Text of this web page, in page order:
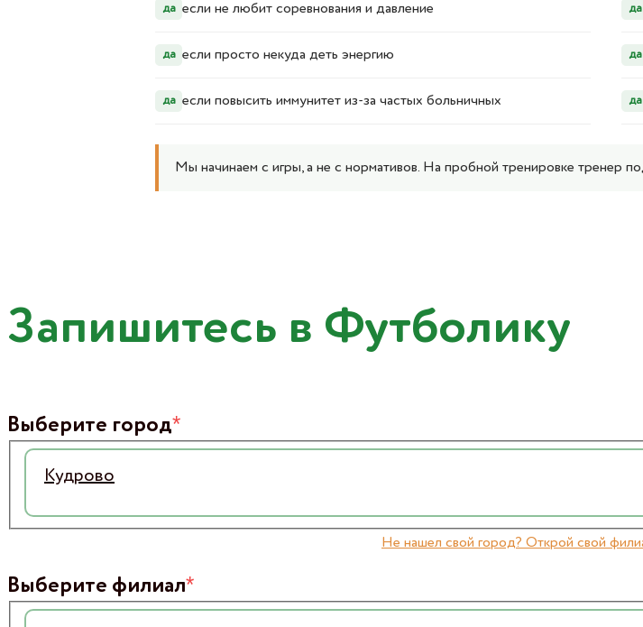
да если не любит соревнования и давление да
да если просто некуда деть энергию да
да если повысить иммунитет из-за частых больничных да
Мы начинаем с игры, а не с нормативов. На пробной тренировке тренер
Запишитесь в Футболику
Выберите город*
Кудрово
Не нашел свой город? Открой свой
Выберите филиал*